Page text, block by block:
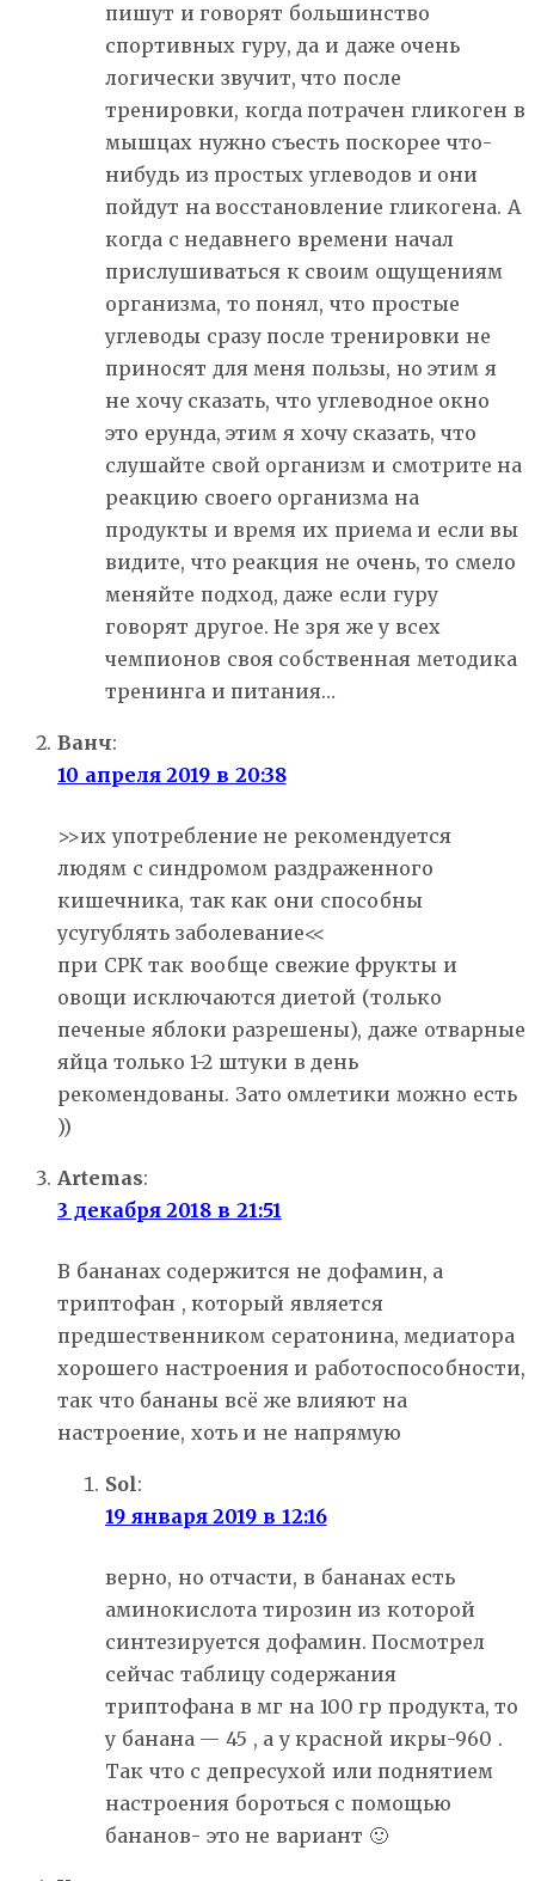
пишут и говорят большинство
спортивных гуру, да и даже очень
логически звучит, что после
тренировки, когда потрачен гликоген в
мышцах нужно съесть поскорее что-
нибудь из простых углеводов и они
пойдут на восстановление гликогена. А
когда с недавнего времени начал
прислушиваться к своим ощущениям
организма, то понял, что простые
углеводы сразу после тренировки не
приносят для меня пользы, но этим я
не хочу сказать, что углеводное окно
это ерунда, этим я хочу сказать, что
слушайте свой организм и смотрите на
реакцию своего организма на
продукты и время их приема и если вы
видите, что реакция не очень, то смело
меняйте подход, даже если гуру
говорят другое. Не зря же у всех
чемпионов своя собственная методика
тренинга и питания…
Ванч:
10 апреля 2019 в 20:38
>>их употребление не рекомендуется
людям с синдромом раздраженного
кишечника, так как они способны
усугублять заболевание<<
при СРК так вообще свежие фрукты и
овощи исключаются диетой (только
печеные яблоки разрешены), даже отварные
яйца только 1-2 штуки в день
рекомендованы. Зато омлетики можно есть
))
Artemas:
3 декабря 2018 в 21:51
В бананах содержится не дофамин, а
триптофан , который является
предшественником сератонина, медиатора
хорошего настроения и работоспособности,
так что бананы всё же влияют на
настроение, хоть и не напрямую
Sol:
19 января 2019 в 12:16
верно, но отчасти, в бананах есть
аминокислота тирозин из которой
синтезируется дофамин. Посмотрел
сейчас таблицу содержания
триптофана в мг на 100 гр продукта, то
у банана — 45 , а у красной икры-960 .
Так что с депресухой или поднятием
настроения бороться с помощью
бананов- это не вариант 🙂